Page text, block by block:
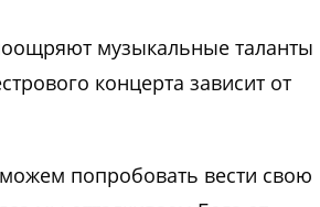
музыкальные таланты
концерта зависит от
попробовать вести свою